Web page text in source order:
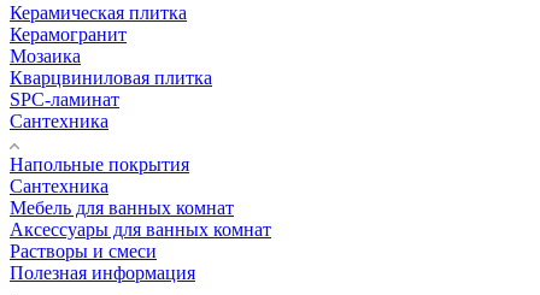
Керамическая плитка
Керамогранит
Мозаика
Кварцвиниловая плитка
SPC-ламинат
Сантехника
Напольные покрытия
Сантехника
Мебель для ванных комнат
Аксессуары для ванных комнат
Растворы и смеси
Полезная информация